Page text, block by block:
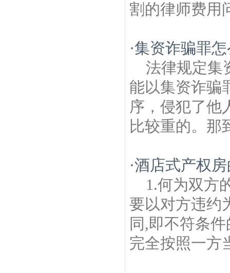
割的律师费用
·集资诈骗罪
法律规定集
能以集资诈骗
序，侵犯了他
比较重的。那
·酒店式产权
1.何为双方
要以对方违约
同,即不符条
完全按照一方